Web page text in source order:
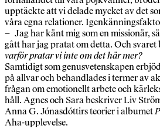
upptäckte att vi delade mycket av det
våra egna relationer.
– Jag har känt mig som en missionär,
gått har jag pratat om detta. Och
varför pratar vi inte om det här mer?
Samtidigt som genusvetenskapen
på allvar och behandlades i termer av
frågan om emotionellt arbete och
håll. Agnes och Sara beskriver Liv
Anna G. Jónasdóttirs teorier i albumet
Aha-upplevelse.